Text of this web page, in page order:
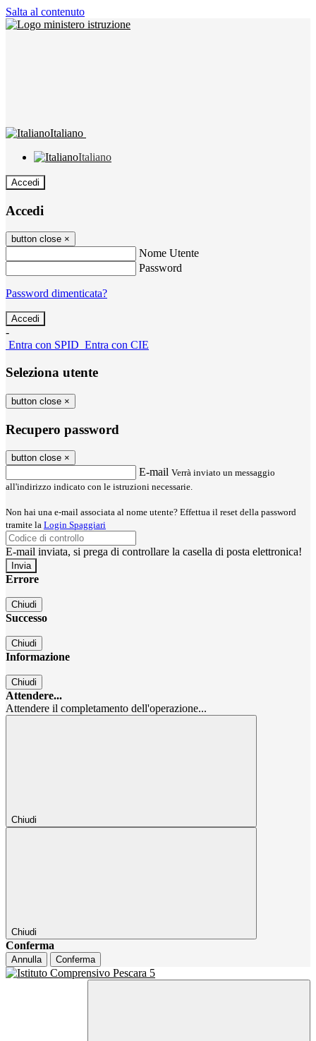
Salta al contenuto
Italiano
Italiano
Accedi
Accedi
button close ×
Nome Utente
Password
Password dimenticata?
-
Entra con SPID Entra con CIE
Seleziona utente
button close ×
Recupero password
button close ×
E-mail Verrà inviato un messaggio
all'indirizzo indicato con le istruzioni necessarie.
Non hai una e-mail associata al nome utente? Effettua il reset della password
tramite la Login Spaggiari
E-mail inviata, si prega di controllare la casella di posta elettronica!
Errore
Chiudi
Successo
Chiudi
Informazione
Chiudi
Attendere...
Attendere il completamento dell'operazione...
Chiudi
Chiudi
Conferma
Annulla Conferma